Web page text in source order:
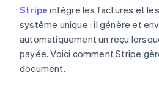
Stripe intègre les factures et
système unique : il génère et
automatiquement un reçu
payée. Voici comment Stripe
document.